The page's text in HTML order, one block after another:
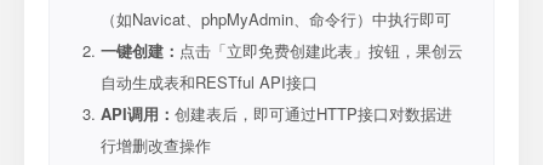
（如Navicat、phpMyAdmin、命令行）中执行即可
一键创建： 点击「立即免费创建此表」按钮，果创云
自动生成表和RESTful API接口
API调用： 创建表后，即可通过HTTP接口对数据进
行增删改查操作